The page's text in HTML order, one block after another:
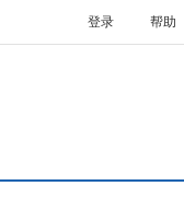
帮助
登录